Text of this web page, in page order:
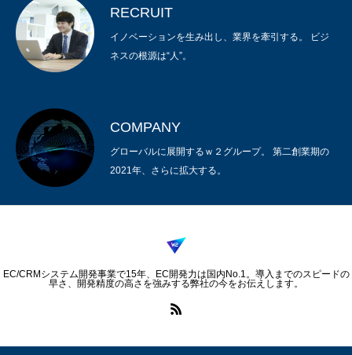
RECRUIT
イノベーションを生み出し、業界を牽引する。 ビジ
ネスの根源は“人”。
COMPANY
グローバルに展開するｗ２グループ。 第二創業期の
2021年、さらに拡大する。
EC/CRMシステム開発事業で15年、EC開発力は国内No.1。導入までのスピードの
早さ、開発精度の高さを強みする弊社の今をお伝えします。